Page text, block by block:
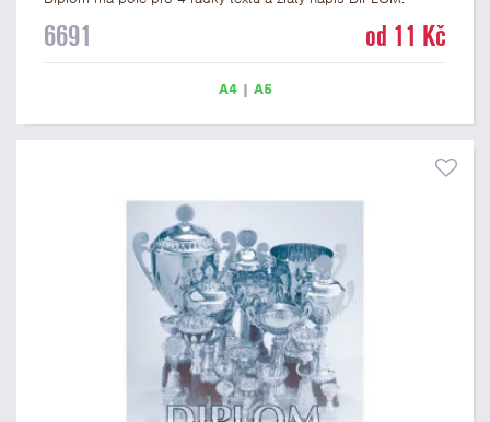
univerzální diplom je vhodný pro většinu událostí, ke kterým by
6691 od 11 Kč
A4| A5